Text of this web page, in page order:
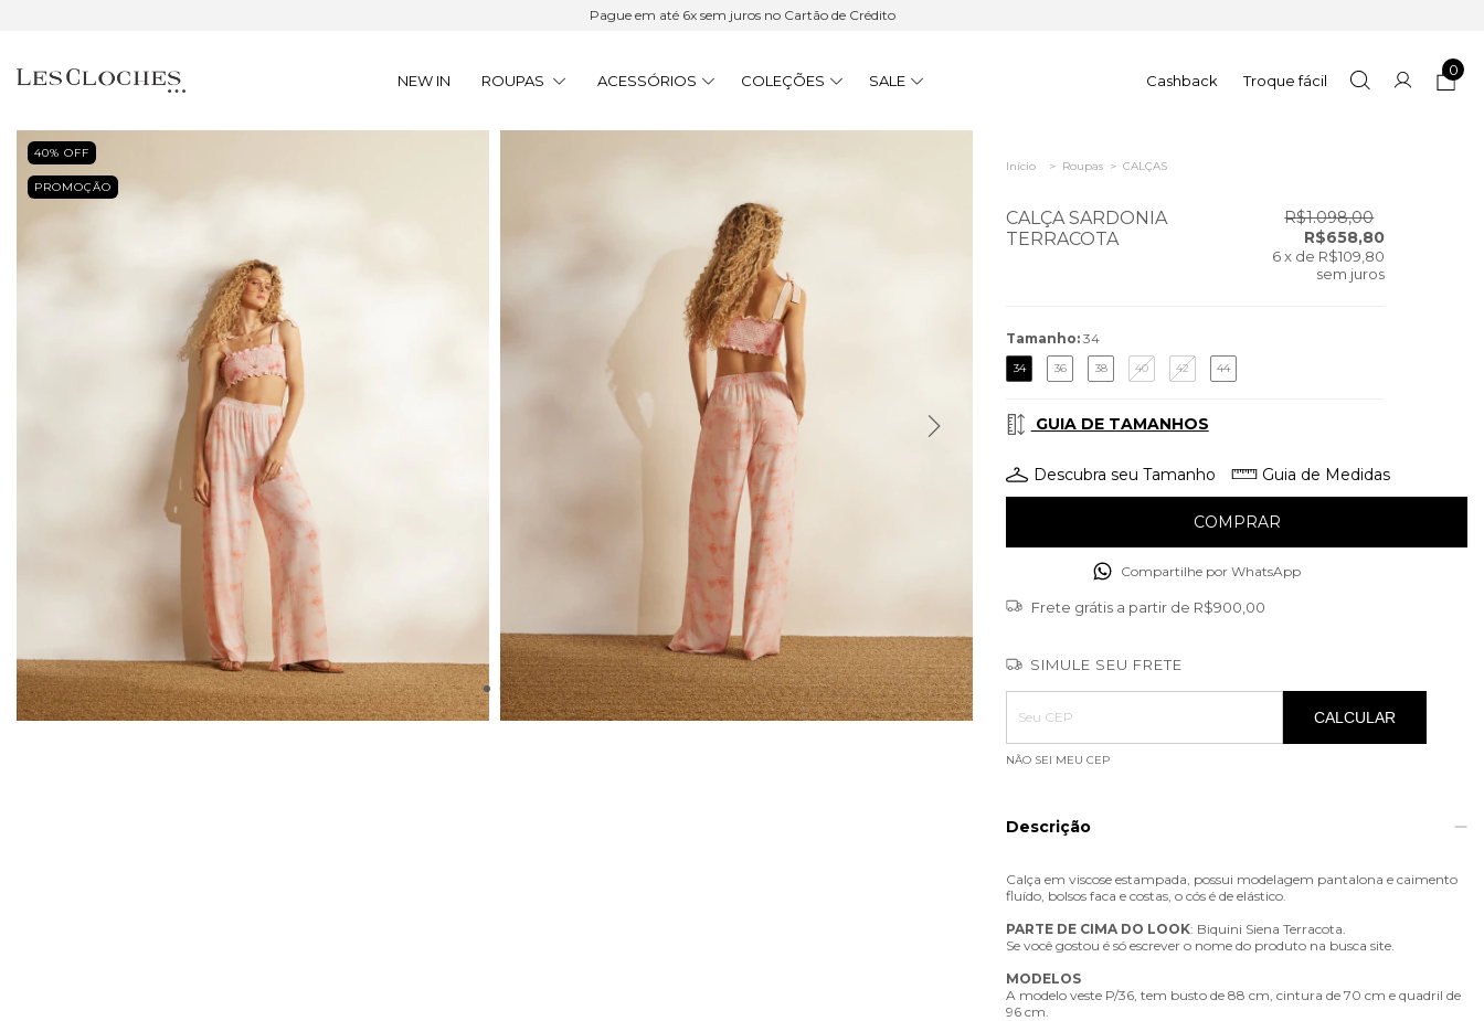
Pague em até 6x sem juros no Cartão de Crédito
NEW IN ROUPAS ACESSÓRIOS COLEÇÕES SALE Cashback Troque fácil
0
40% OFF
PROMOÇÃO
Início > Roupas > CALÇAS
CALÇA SARDONIA
TERRACOTA
R$1.098,00
R$658,80
6 x de R$109,80
sem juros
Tamanho: 34
34 36 38 40 42 44
GUIA DE TAMANHOS
Descubra seu Tamanho Guia de Medidas
Compartilhe por WhatsApp
Frete grátis a partir de R$900,00
SIMULE SEU FRETE
Entregas para o CEP:
ALTERAR CEP
CALCULAR
NÃO SEI MEU CEP
Descrição
Calça em viscose estampada, possui modelagem pantalona e caimento
fluído, bolsos faca e costas, o cós é de elástico.
PARTE DE CIMA DO LOOK: Biquini Siena Terracota.
Se você gostou é só escrever o nome do produto na busca site.
MODELOS
A modelo veste P/36, tem busto de 88 cm, cintura de 70 cm e quadril de
96 cm.